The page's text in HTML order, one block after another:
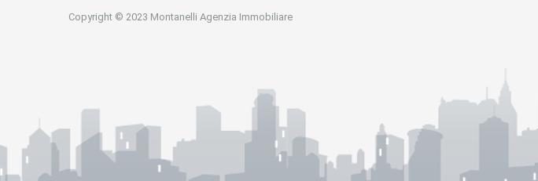
Copyright © 2023 Montanelli Agenzia Immobiliare